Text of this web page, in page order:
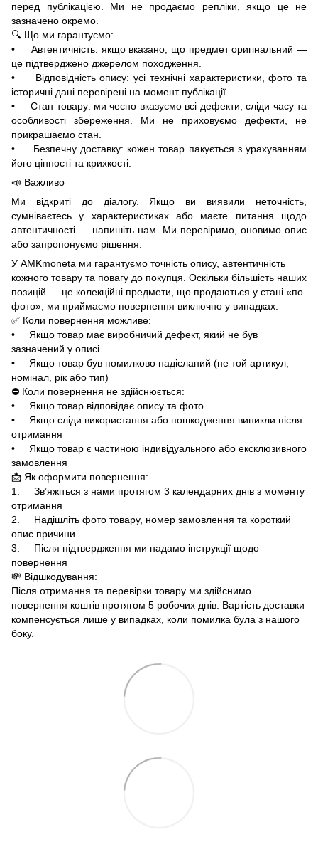
перед публікацією. Ми не продаємо репліки, якщо це не
зазначено окремо.
🔍 Що ми гарантуємо:
• Автентичність: якщо вказано, що предмет оригінальний —
це підтверджено джерелом походження.
• Відповідність опису: усі технічні характеристики, фото та
історичні дані перевірені на момент публікації.
• Стан товару: ми чесно вказуємо всі дефекти, сліди часу та
особливості збереження. Ми не приховуємо дефекти, не
прикрашаємо стан.
• Безпечну доставку: кожен товар пакується з урахуванням
його цінності та крихкості.
📣 Важливо
Ми відкриті до діалогу. Якщо ви виявили неточність,
сумніваєтесь у характеристиках або маєте питання щодо
автентичності — напишіть нам. Ми перевіримо, оновимо опис
або запропонуємо рішення.
У AMKmoneta ми гарантуємо точність опису, автентичність
кожного товару та повагу до покупця. Оскільки більшість наших
позицій — це колекційні предмети, що продаються у стані «по
фото», ми приймаємо повернення виключно у випадках:
✅ Коли повернення можливе:
• Якщо товар має виробничий дефект, який не був
зазначений у описі
• Якщо товар був помилково надісланий (не той артикул,
номінал, рік або тип)
⛔ Коли повернення не здійснюється:
• Якщо товар відповідає опису та фото
• Якщо сліди використання або пошкодження виникли після
отримання
• Якщо товар є частиною індивідуального або ексклюзивного
замовлення
📩 Як оформити повернення:
1. Зв’яжіться з нами протягом 3 календарних днів з моменту
отримання
2. Надішліть фото товару, номер замовлення та короткий
опис причини
3. Після підтвердження ми надамо інструкції щодо
повернення
💸 Відшкодування:
Після отримання та перевірки товару ми здійснимо
повернення коштів протягом 5 робочих днів. Вартість доставки
компенсується лише у випадках, коли помилка була з нашого
боку.